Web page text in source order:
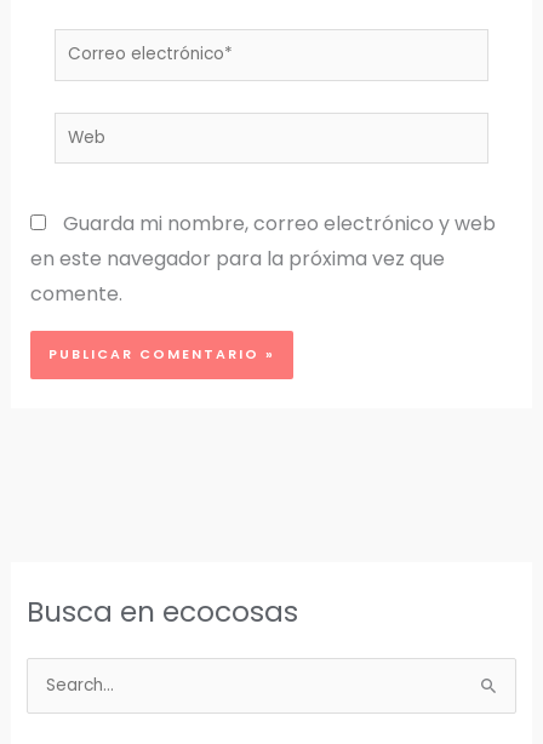
Correo
electrónico*
Web
Guarda mi nombre, correo electrónico y web
en este navegador para la próxima vez que
comente.
Busca en ecocosas